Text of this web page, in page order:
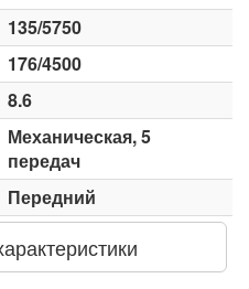
135/5750
176/4500
8.6
Механическая, 5
передач
Передний